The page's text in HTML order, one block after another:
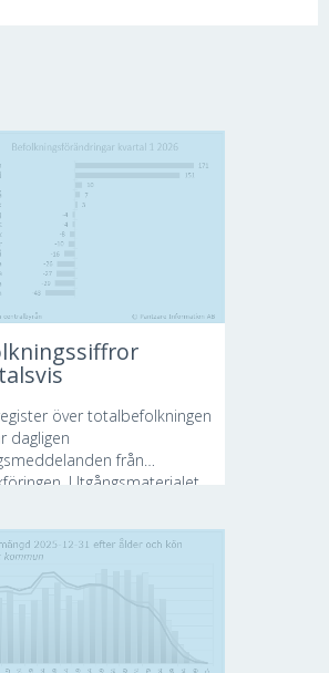
över totalbefolkningen
dagligen
från
Utgångsmaterialet...